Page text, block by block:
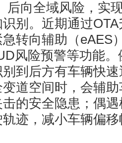
后向全域风险，实
别。近期通过
转向辅助（eAES
风险预警等功能
到后方有车辆快
道空间时，会辅
的安全隐患；偶
迹，减小车辆偏